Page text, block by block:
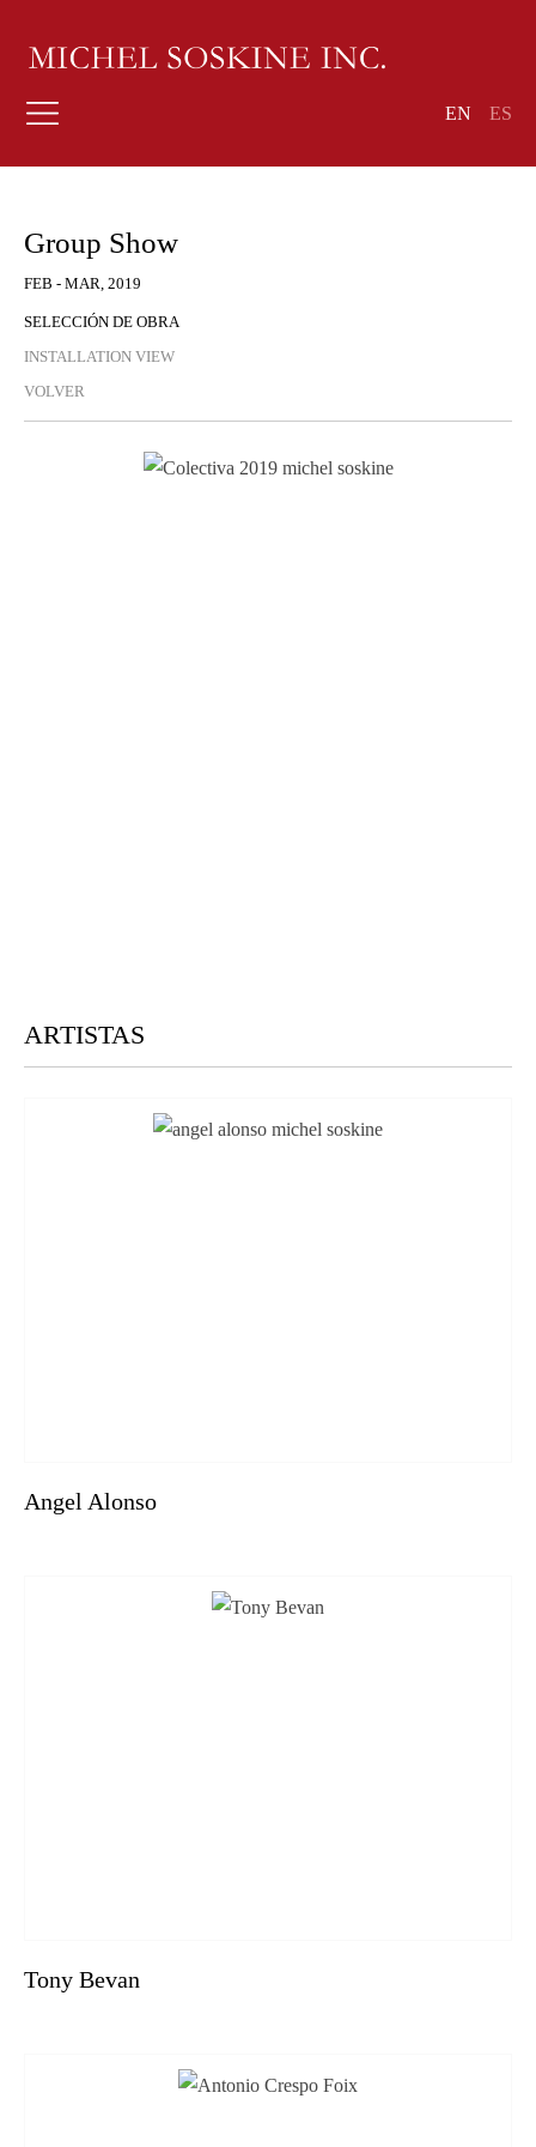
EN ES
Group Show
FEB - MAR, 2019
SELECCIÓN DE OBRA
INSTALLATION VIEW
VOLVER
ARTISTAS
Angel Alonso
Tony Bevan